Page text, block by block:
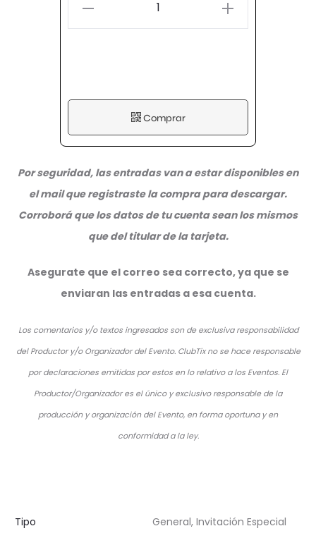
Comprar
Por seguridad, las entradas van a estar disponibles en
el mail que registraste la compra para descargar.
Corroborá que los datos de tu cuenta sean los mismos
que del titular de la tarjeta.
Asegurate que el correo sea correcto, ya que se
enviaran las entradas a esa cuenta.
Los comentarios y/o textos ingresados son de exclusiva responsabilidad
del Productor y/o Organizador del Evento. ClubTix no se hace responsable
por declaraciones emitidas por estos en lo relativo a los Eventos. El
Productor/Organizador es el único y exclusivo responsable de la
producción y organización del Evento, en forma oportuna y en
conformidad a la ley.
Tipo General, Invitación Especial